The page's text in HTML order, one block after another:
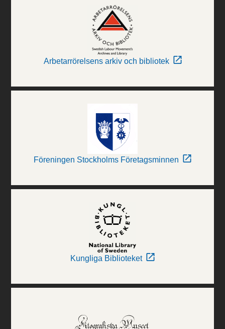
Arbetarrörelsens arkiv och bibliotek
Föreningen Stockholms Företagsminnen
Kungliga Biblioteket